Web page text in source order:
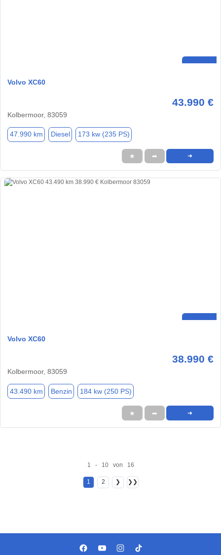
Volvo XC60
43.990 €
Kolbermoor, 83059
47.990 km Diesel 173 kw (235 PS)
★ ➦ ➜
Volvo XC60
38.990 €
Kolbermoor, 83059
43.490 km Benzin 184 kw (250 PS)
★ ➦ ➜
1 - 10 von 16
1 2 ❯ ❯❯